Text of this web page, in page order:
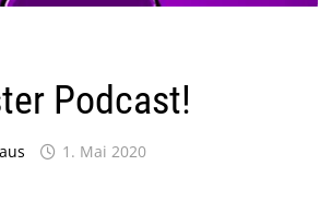
Podcast!
1. Mai 2020